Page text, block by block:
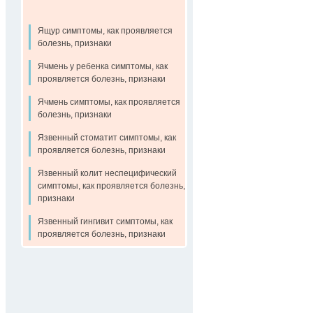
Ящур симптомы, как проявляется
болезнь, признаки
Ячмень у ребенка симптомы, как
проявляется болезнь, признаки
Ячмень симптомы, как проявляется
болезнь, признаки
Язвенный стоматит симптомы, как
проявляется болезнь, признаки
Язвенный колит неспецифический
симптомы, как проявляется болезнь,
признаки
Язвенный гингивит симптомы, как
проявляется болезнь, признаки